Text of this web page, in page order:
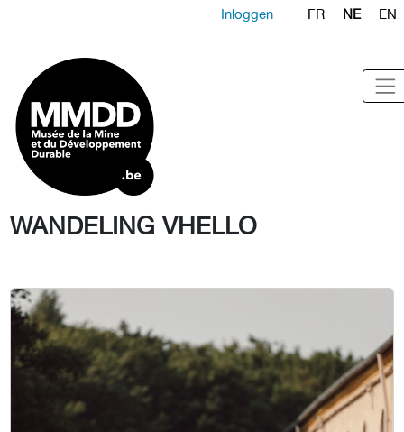
Inloggen FR NE EN
WANDELING VHELLO